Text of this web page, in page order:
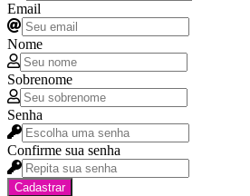
Email
Nome
Sobrenome
Senha
Confirme sua senha
Cadastrar